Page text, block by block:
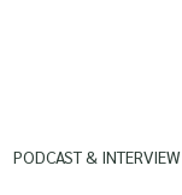
PODCAST & INTERVIEW